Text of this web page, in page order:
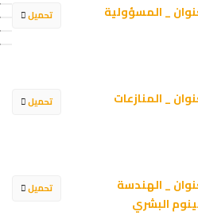
تحميل
_ المسؤولية
تحميل
_ المنازعات
تحميل
_ الهندسة
البشري